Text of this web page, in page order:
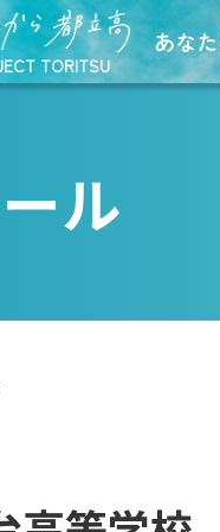
TORITSU
あな
ル